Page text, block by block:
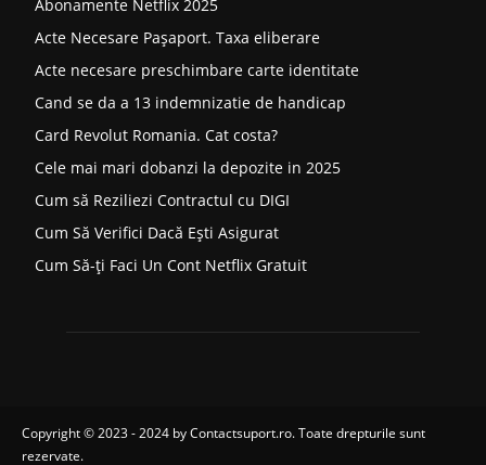
Abonamente Netflix 2025
Acte Necesare Pașaport. Taxa eliberare
Acte necesare preschimbare carte identitate
Cand se da a 13 indemnizatie de handicap
Card Revolut Romania. Cat costa?
Cele mai mari dobanzi la depozite in 2025
Cum să Reziliezi Contractul cu DIGI
Cum Să Verifici Dacă Ești Asigurat
Cum Să-ți Faci Un Cont Netflix Gratuit
Copyright © 2023 - 2024 byContactsuport.ro. Toate drepturile sunt
rezervate.